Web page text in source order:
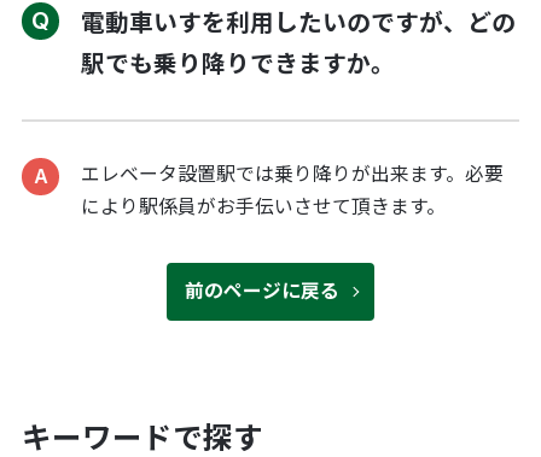
電動車いすを利用したいのですが、どの
駅でも乗り降りできますか。
エレベータ設置駅では乗り降りが出来ます。必要
により駅係員がお手伝いさせて頂きます。
前のページに戻る
キーワードで探す